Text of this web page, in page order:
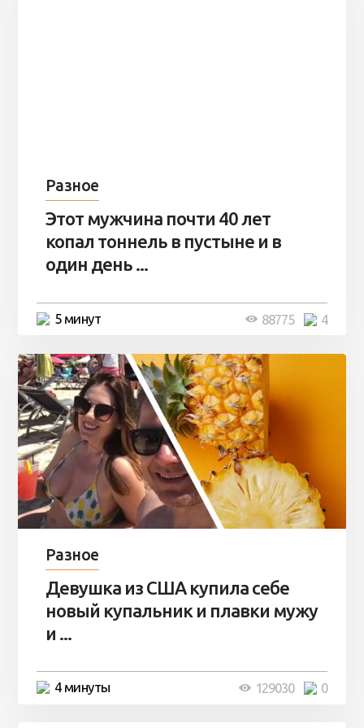
Разное
Этот мужчина почти 40 лет
копал тоннель в пустыне и в
один день ...
5 минут 4
88775
Разное
Девушка из США купила себе
новый купальник и плавки мужу
и ...
4 минуты 0
129030